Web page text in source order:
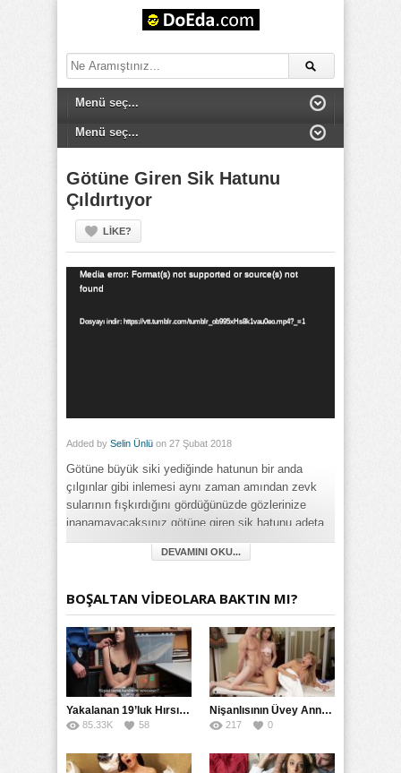
Götüne Giren Sik Hatunu
Çıldırtıyor
LIKE?
Video
oynatıcı
Media error: Format(s) not supported or source(s) not
found
Dosyayı indir: https://vtt.tumblr.com/tumblr_ob995xHs8k1vau0eo.mp4?_=1
Added by Selin Ünlü on 27 Şubat 2018
Götüne büyük siki yediğinde hatunun bir anda
çılgınlar gibi inlemesi aynı zaman amından zevk
sularının fışkırdığını gördüğünüzde gözlerinize
inanamayacaksınız götüne giren sik hatunu adeta
deliye döndürüyor.
Değişik
Türkçe Altyazılı, Yaşlı
DEVAMINI OKU...
BOŞALTAN VİDEOLARA BAKTIN MI?
Yakalanan 19’luk Hırsız Bedelini Amıyla Ödedi
85.33K 58
Nişanlısının Üvey Annesine Masaj Yaparken Yarağı Kaydı
217 0